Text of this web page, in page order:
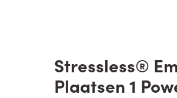
Stressless®
Plaatsen 1